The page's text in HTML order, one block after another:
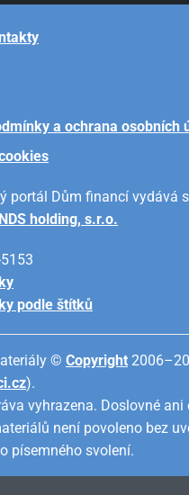
a ochrana osobních
portál Dům financí vydává
holding, s.r.o.
podle štítků
© Copyright
).
vyhrazena. Doslovné ani
není povoleno bez
písemného svolení.